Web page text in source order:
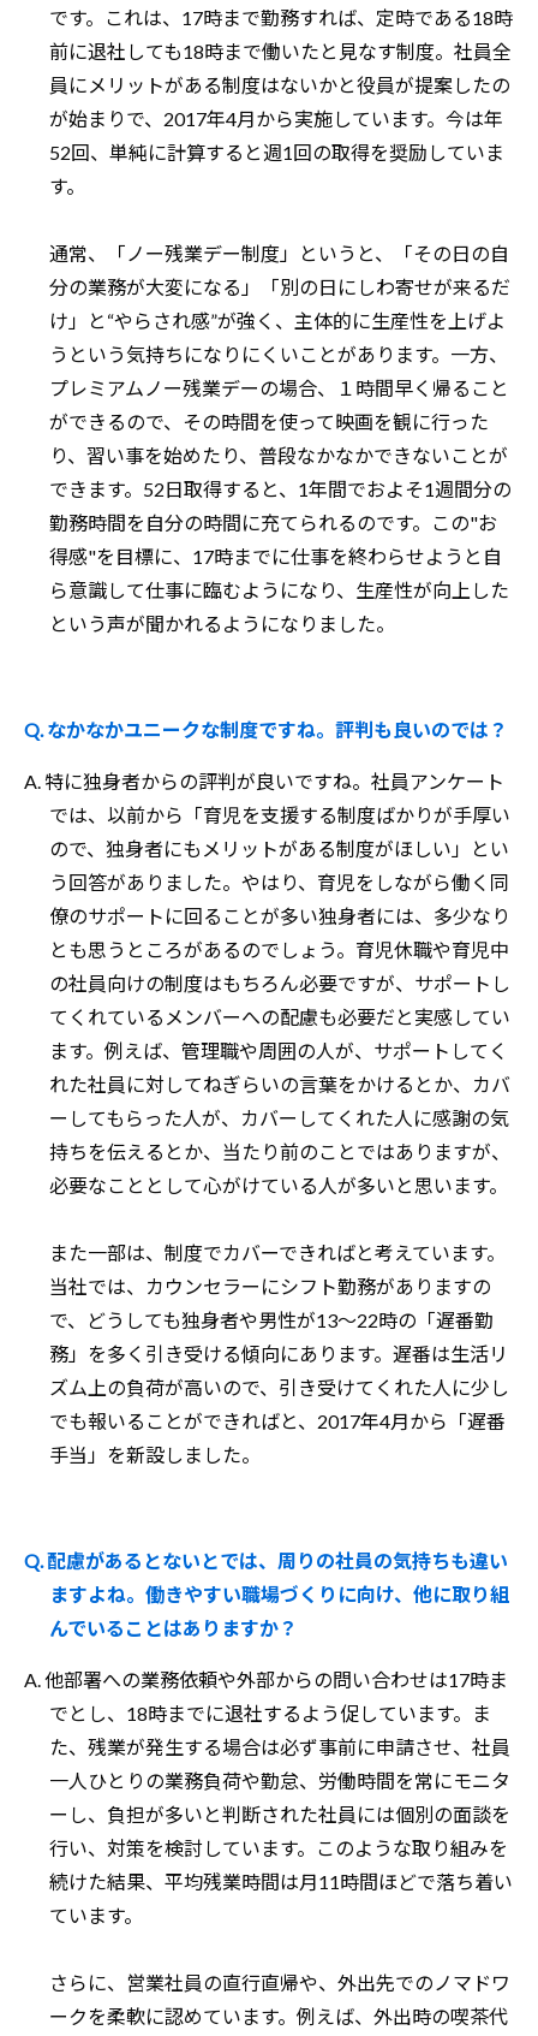
です。これは、17時まで勤務すれば、定時である18時
前に退社しても18時まで働いたと見なす制度。社員全
員にメリットがある制度はないかと役員が提案したの
が始まりで、2017年4月から実施しています。今は年
52回、単純に計算すると週1回の取得を奨励していま
す。
通常、「ノー残業デー制度」というと、「その日の自
分の業務が大変になる」「別の日にしわ寄せが来るだ
け」と“やらされ感”が強く、主体的に生産性を上げよ
うという気持ちになりにくいことがあります。一方、
プレミアムノー残業デーの場合、１時間早く帰ること
ができるので、その時間を使って映画を観に行った
り、習い事を始めたり、普段なかなかできないことが
できます。52日取得すると、1年間でおよそ1週間分の
勤務時間を自分の時間に充てられるのです。この"お
得感"を目標に、17時までに仕事を終わらせようと自
ら意識して仕事に臨むようになり、生産性が向上した
という声が聞かれるようになりました。
Q. なかなかユニークな制度ですね。評判も良いのでは？
A. 特に独身者からの評判が良いですね。社員アンケート
では、以前から「育児を支援する制度ばかりが手厚い
ので、独身者にもメリットがある制度がほしい」とい
う回答がありました。やはり、育児をしながら働く同
僚のサポートに回ることが多い独身者には、多少なり
とも思うところがあるのでしょう。育児休職や育児中
の社員向けの制度はもちろん必要ですが、サポートし
てくれているメンバーへの配慮も必要だと実感してい
ます。例えば、管理職や周囲の人が、サポートしてく
れた社員に対してねぎらいの言葉をかけるとか、カバ
ーしてもらった人が、カバーしてくれた人に感謝の気
持ちを伝えるとか、当たり前のことではありますが、
必要なこととして心がけている人が多いと思います。
また一部は、制度でカバーできればと考えています。
当社では、カウンセラーにシフト勤務がありますの
で、どうしても独身者や男性が13～22時の「遅番勤
務」を多く引き受ける傾向にあります。遅番は生活リ
ズム上の負荷が高いので、引き受けてくれた人に少し
でも報いることができればと、2017年4月から「遅番
手当」を新設しました。
Q. 配慮があるとないとでは、周りの社員の気持ちも違い
ますよね。働きやすい職場づくりに向け、他に取り組
んでいることはありますか？
A. 他部署への業務依頼や外部からの問い合わせは17時ま
でとし、18時までに退社するよう促しています。ま
た、残業が発生する場合は必ず事前に申請させ、社員
一人ひとりの業務負荷や勤怠、労働時間を常にモニタ
ーし、負担が多いと判断された社員には個別の面談を
行い、対策を検討しています。このような取り組みを
続けた結果、平均残業時間は月11時間ほどで落ち着い
ています。
さらに、営業社員の直行直帰や、外出先でのノマドワ
ークを柔軟に認めています。例えば、外出時の喫茶代